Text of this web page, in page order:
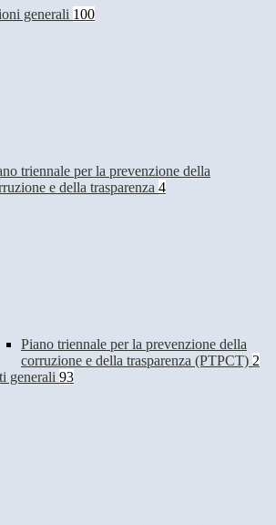
generali 100
triennale per la prevenzione della
e della trasparenza 4
Piano triennale per la prevenzione della
corruzione e della trasparenza (PTPCT) 2
generali 93